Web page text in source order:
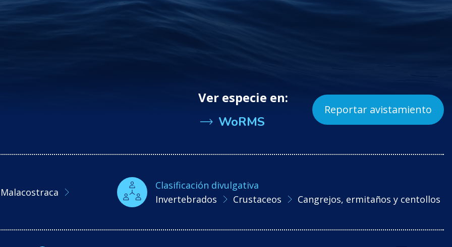
Ver especie en:
WoRMS
Reportar avistamiento
Malacostraca
Clasificación divulgativa
Invertebrados
Crustaceos Cangrejos, ermitaños y centollos